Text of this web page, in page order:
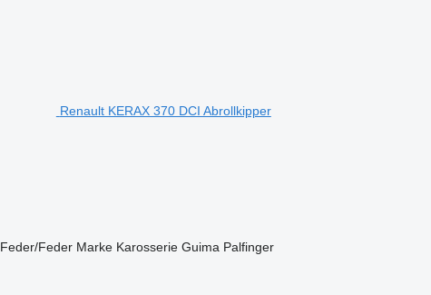
Renault KERAX 370 DCI Abrollkipper
Feder/Feder Marke Karosserie Guima Palfinger